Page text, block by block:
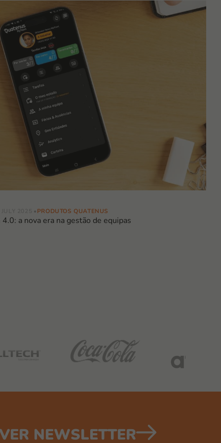
PRODUTOS QUATENUS
4.0: a nova era na gestão de equipas
NEWSLETTER